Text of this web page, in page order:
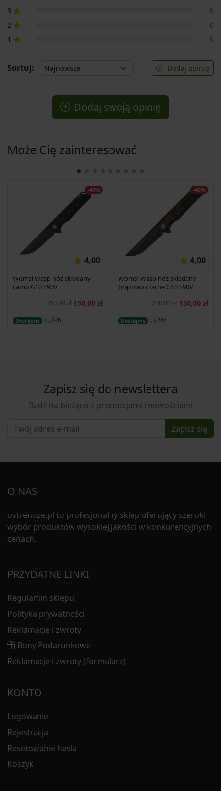
3
0
2
0
1
0
Sortuj: Dodaj opinię
Dodaj swoją opinię
Może Cię zainteresować
-40%
4,00
Womsi Wasp nóż składany
camo G10 S90V
250,00 zł 150,00 zł
Dostępny 24h
Dodaj do koszyka
-40%
4,00
Womsi Wasp nóż składany
brązowo czarne G10 S90V
250,00 zł 150,00 zł
Dostępny 24h
Dodaj do koszyka
Zapisz się do newslettera
Bądź na bieżąco z promocjami i nowościami
Zapisz się
O NAS
ostrenoze.pl to profesjonalny sklep oferujący szeroki
wybór produktów wysokiej jakości w konkurencyjnych
cenach.
PRZYDATNE LINKI
Regulamin sklepu
Polityka prywatności
Reklamacje i zwroty
Bony Podarunkowe
Reklamacje i zwroty (formularz)
KONTO
Logowanie
Rejestracja
Resetowanie hasła
Koszyk